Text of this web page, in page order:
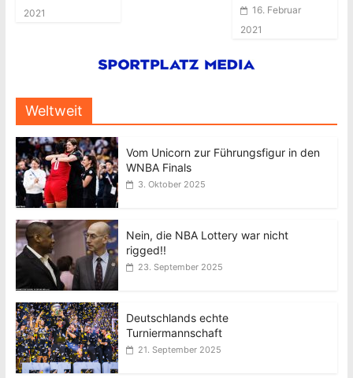
2021
16. Februar
2021
Weltweit
Vom Unicorn zur Führungsfigur in den
WNBA Finals
3. Oktober 2025
Nein, die NBA Lottery war nicht
rigged!!
23. September 2025
Deutschlands echte
Turniermannschaft
21. September 2025